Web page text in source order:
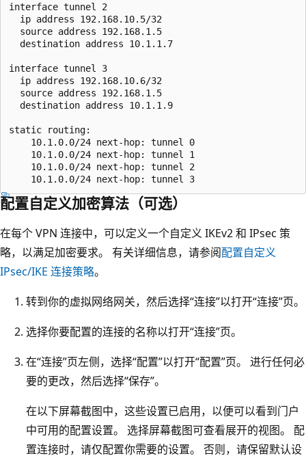
interface tunnel 2
  ip address 192.168.10.5/32
  source address 192.168.1.5
  destination address 10.1.1.7
interface tunnel 3
  ip address 192.168.10.6/32
  source address 192.168.1.5
  destination address 10.1.1.9
static routing:
    10.1.0.0/24 next-hop: tunnel 0
    10.1.0.0/24 next-hop: tunnel 1
    10.1.0.0/24 next-hop: tunnel 2
配置自定义加密算法（可选）
在每个 VPN 连接中，可以定义一个自定义 IKEv2 和 IPsec 策
略，以满足加密要求。 有关详细信息，请参阅配置自定义
IPsec/IKE 连接策略。
转到你的虚拟网络网关，然后选择“连接”以打开“连接”页。
选择你要配置的连接的名称以打开“连接”页。
在“连接”页左侧，选择“配置”以打开“配置”页。 进行任何必
要的更改，然后选择“保存”。
在以下屏幕截图中，这些设置已启用，以便可以看到门户
中可用的配置设置。 选择屏幕截图可查看展开的视图。 配
置连接时，请仅配置你需要的设置。 否则，请保留默认设